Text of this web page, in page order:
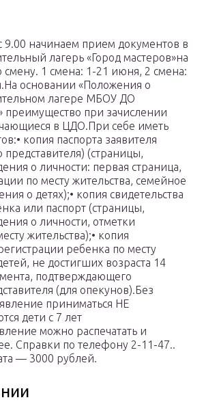
9.00 начинаем прием документов в
лагерь «Город мастеров»на
1 смена: 1-21 июня, 2 смена:
основании «Положения о
лагере МБОУ ДО
преимущество при зачислении
в ЦДО.При себе иметь
копия паспорта заявителя
представителя) (страницы,
о личности: первая страница,
по месту жительства, семейное
о детях);• копия свидетельства
или паспорт (страницы,
о личности, отметки
жительства);• копия
ребенка по месту
не достигших возраста 14
подтверждающего
(для опекунов).Без
приниматься НЕ
дети с 7 лет
можно распечатать и
Справки по телефону 2-11-47..
— 3000 рублей.